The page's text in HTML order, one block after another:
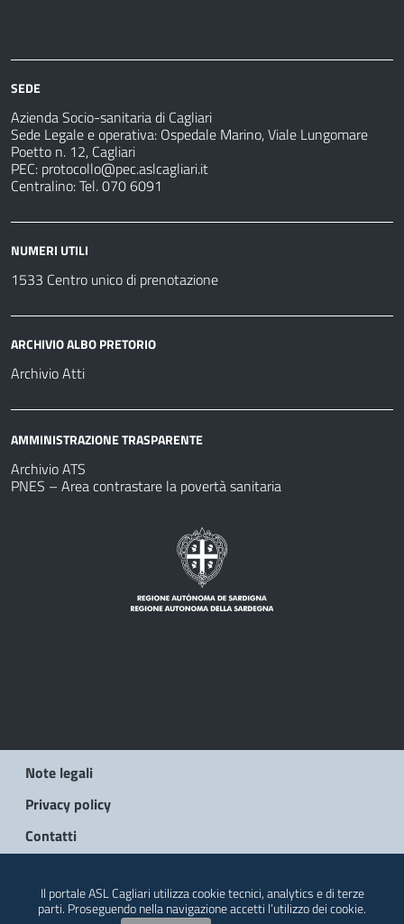
sanitarie
fare
SEDE
Azienda Socio-sanitaria di Cagliari
Sede Legale e operativa: Ospedale Marino, Viale Lungomare
Poetto n. 12, Cagliari
PEC: protocollo@pec.aslcagliari.it
Centralino: Tel. 070 6091
NUMERI UTILI
1533 Centro unico di prenotazione
ARCHIVIO ALBO PRETORIO
Archivio Atti
AMMINISTRAZIONE TRASPARENTE
Archivio ATS
PNES – Area contrastare la povertà sanitaria
Note legali
Privacy policy
Contatti
Il portale ASL Cagliari utilizza cookie tecnici, analytics e di terze
parti. Proseguendo nella navigazione accetti l’utilizzo dei cookie.